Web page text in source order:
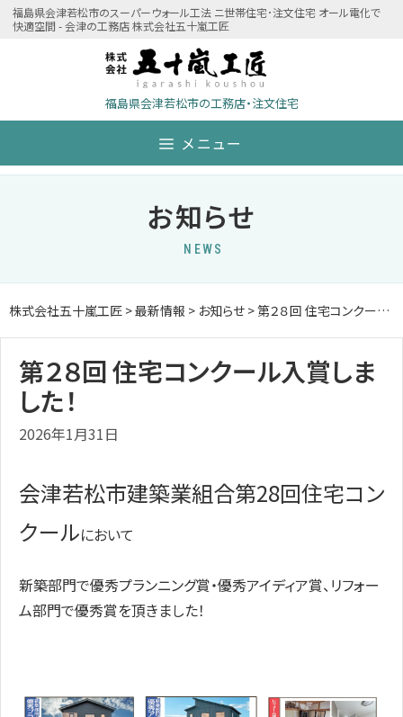
Skip福島県会津若松市のスーパーウォール工法 ニ世帯住宅･注文住宅 オール電化で
快適空間 - 会津の工務店 株式会社五十嵐工匠
福島県会津若松市の工務店・注文住宅
メニュー
お知らせ
NEWS
株式会社五十嵐工匠 >最新情報 > お知らせ >第２８回 住宅コンクール入賞しました！
第２８回 住宅コンクール入賞しま
した！
2026年1月31日
会津若松市建築業組合第28回住宅コン
クールにおいて
新築部門で優秀プランニング賞・優秀アイディア賞、リフォー
ム部門で優秀賞を頂きました！